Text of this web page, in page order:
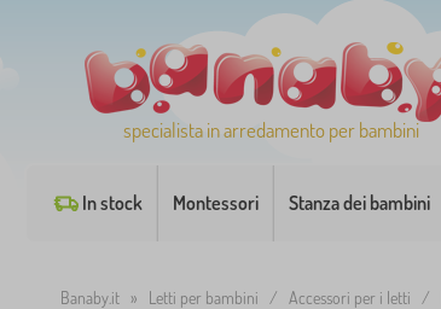
specialista in arredamento per bambini
In stock Montessori Stanza dei bambini
Banaby.it » Letti per bambini / Accessori per i letti /